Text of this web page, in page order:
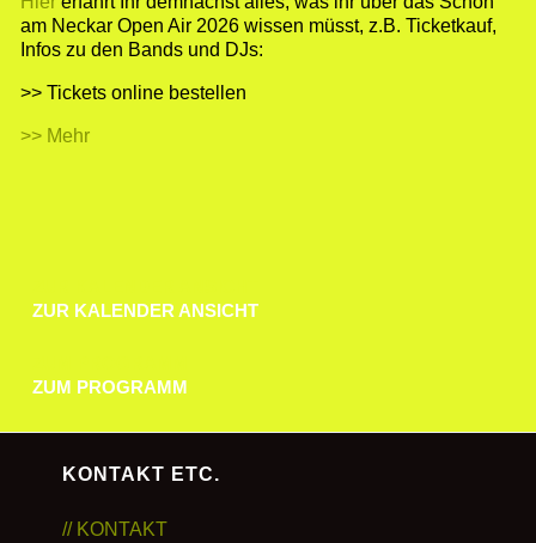
am Neckar Open Air 2026 wissen müsst, z.B. Ticketkauf,
Infos zu den Bands und DJs:
>> Tickets online bestellen
>> Mehr
ZUR KALENDER ANSICHT
ZUM PROGRAMM
KONTAKT ETC.
// KONTAKT